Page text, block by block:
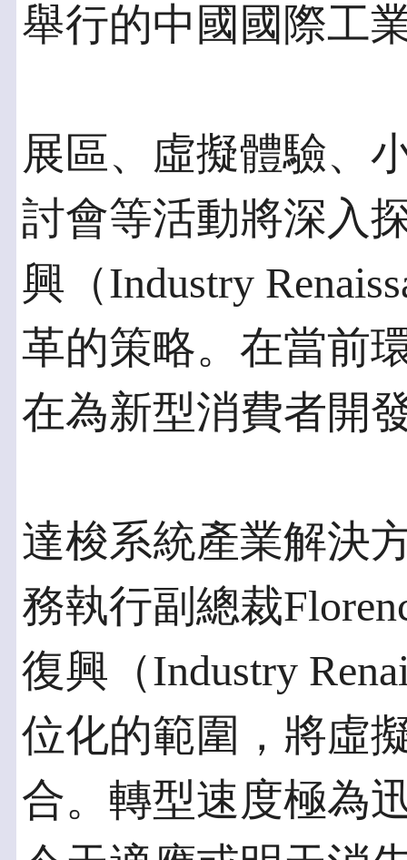
舉行的中國國際工
展區、虛擬體驗、
討會等活動將深入
興（Industry
革的策略。在當前
在為新型消費者開
達梭系統產業解決
務執行副總裁
復興（Industry
位化的範圍，將虛
合。轉型速度極為